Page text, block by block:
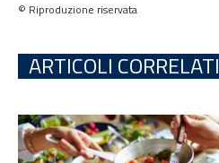
© Riproduzione riservata
ARTICOLI CORRELATI